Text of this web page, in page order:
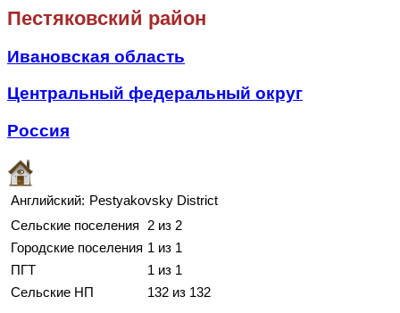
Пестяковский район
Ивановская область
Центральный федеральный округ
Россия
Английский: Pestyakovsky District
Сельские поселения
2 из 2
Городские поселения 1 из 1
ПГТ
1 из 1
Сельские НП
132 из 132